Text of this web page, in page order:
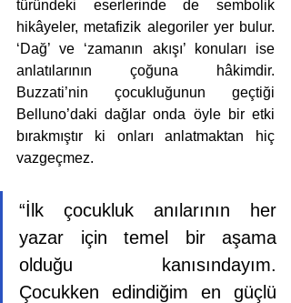
türündeki eserlerinde de sembolik
hikâyeler, metafizik alegoriler yer bulur.
‘Dağ’ ve ‘zamanın akışı’ konuları ise
anlatılarının çoğuna hâkimdir.
Buzzati’nin çocukluğunun geçtiği
Belluno’daki dağlar onda öyle bir etki
bırakmıştır ki onları anlatmaktan hiç
vazgeçmez.
“İlk çocukluk anılarının her
yazar için temel bir aşama
olduğu kanısındayım.
Çocukken edindiğim en güçlü